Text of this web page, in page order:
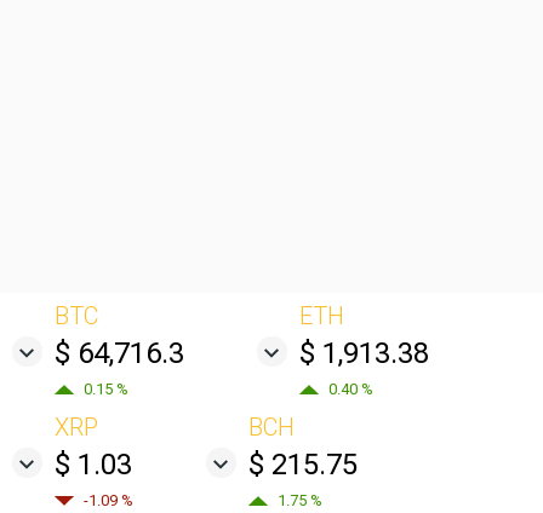
BTC
$ 64,716.3
0.15 %
ETH
$ 1,913.38
0.40 %
XRP
$ 1.03
-1.09 %
BCH
$ 215.75
1.75 %